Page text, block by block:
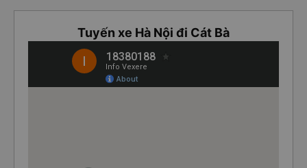
Tuyến xe Hà Nội đi Cát Bà